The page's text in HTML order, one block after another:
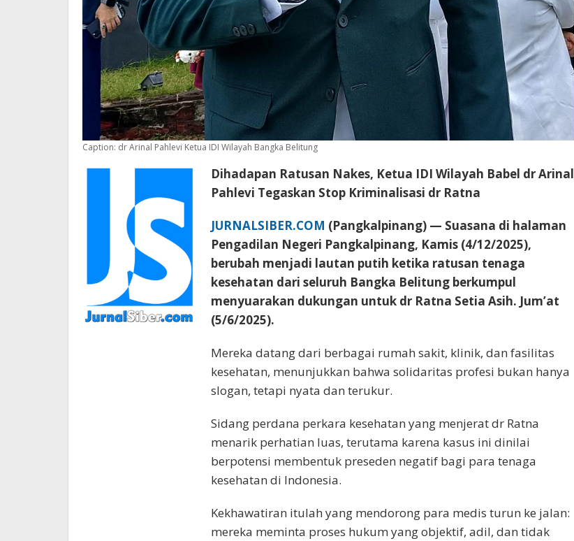
Caption: dr Arinal Pahlevi Ketua IDI Wilayah Bangka Belitung
Dihadapan Ratusan Nakes, Ketua IDI Wilayah Babel dr Arinal
Pahlevi Tegaskan Stop Kriminalisasi dr Ratna
JURNALSIBER.COM (Pangkalpinang) — Suasana di halaman
Pengadilan Negeri Pangkalpinang, Kamis (4/12/2025),
berubah menjadi lautan putih ketika ratusan tenaga
kesehatan dari seluruh Bangka Belitung berkumpul
menyuarakan dukungan untuk dr Ratna Setia Asih. Jum’at
(5/6/2025).
Mereka datang dari berbagai rumah sakit, klinik, dan fasilitas
kesehatan, menunjukkan bahwa solidaritas profesi bukan hanya
slogan, tetapi nyata dan terukur.
Sidang perdana perkara kesehatan yang menjerat dr Ratna
menarik perhatian luas, terutama karena kasus ini dinilai
berpotensi membentuk preseden negatif bagi para tenaga
kesehatan di Indonesia.
Kekhawatiran itulah yang mendorong para medis turun ke jalan:
mereka meminta proses hukum yang objektif, adil, dan tidak